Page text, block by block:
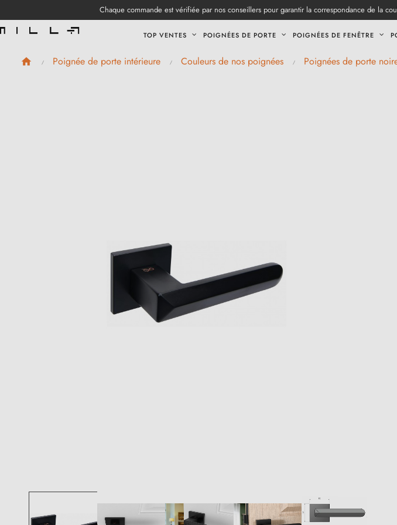
Chaque commande est vérifiée par nos conseillers pour garantir la correspondance de la
TOP VENTES POIGNÉES DE PORTE POIGNÉES DE FENÊTRE
Poignée de porte intérieure Couleurs de nos poignées Poignées de porte